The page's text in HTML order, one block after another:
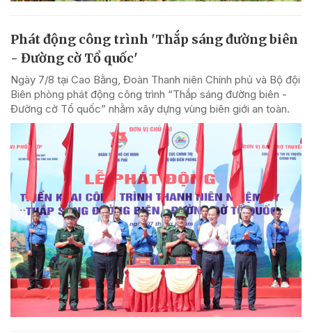
Phát động công trình 'Thắp sáng đường biên
- Đường cờ Tổ quốc'
Ngày 7/8 tại Cao Bằng, Đoàn Thanh niên Chính phủ và Bộ đội
Biên phòng phát động công trình “Thắp sáng đường biên -
Đường cờ Tổ quốc” nhằm xây dựng vùng biên giới an toàn.